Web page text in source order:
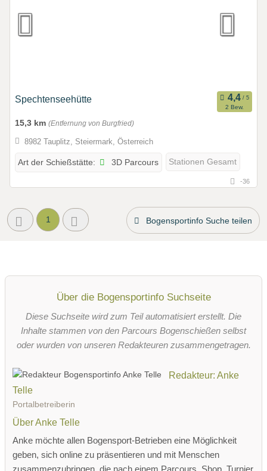
Spechtenseehütte
2 Bew.
15,3 km (Entfernung von Burgfried)
8982 Tauplitz, Steiermark, Österreich
Art der Schießstätte: 3D Parcours Stationen Gesamt
-36
1 Bogensportinfo Suche teilen
Über die Bogensportinfo Suchseite
Diese Suchseite wird zum Teil automatisiert erstellt. Die
Inhalte stammen von den Parcours Bogenschießen selbst
oder wurden von unseren Redakteuren zusammengetragen.
Redakteur: Anke
Telle
Portalbetreiberin
Über Anke Telle
Anke möchte allen Bogensport-Betrieben eine Möglichkeit
geben, sich online zu präsentieren und mit Menschen